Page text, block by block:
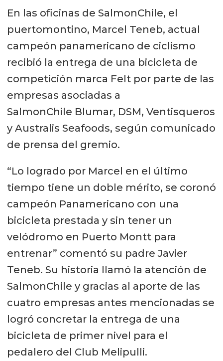
En las oficinas de SalmonChile, el
puertomontino, Marcel Teneb, actual
campeón panamericano de ciclismo
recibió la entrega de una bicicleta de
competición marca Felt por parte de las
empresas asociadas a
SalmonChile Blumar, DSM, Ventisqueros
y Australis Seafoods, según comunicado
de prensa del gremio.
“Lo logrado por Marcel en el último
tiempo tiene un doble mérito, se coronó
campeón Panamericano con una
bicicleta prestada y sin tener un
velódromo en Puerto Montt para
entrenar” comentó su padre Javier
Teneb. Su historia llamó la atención de
SalmonChile y gracias al aporte de las
cuatro empresas antes mencionadas se
logró concretar la entrega de una
bicicleta de primer nivel para el
pedalero del Club Melipulli.